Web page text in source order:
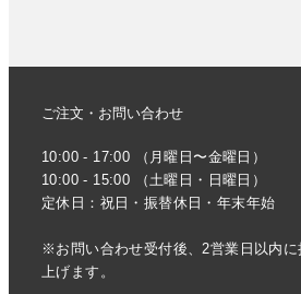
ご注文・お問い合わせ
10:00 - 17:00 （月曜日〜金曜日）
10:00 - 15:00 （土曜日・日曜日）
定休日：祝日・振替休日・年末年始
※お問い合わせ受付後、2営業日以内に
上げます。